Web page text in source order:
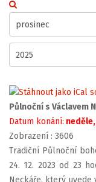
Půlnoční s Václavem
Datum konání:
Zobrazení : 3606
Tradiční Půlnoční
24. 12. 2023 od 23